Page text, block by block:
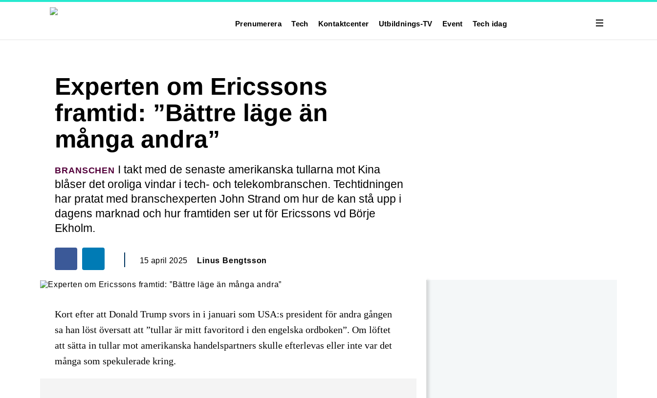
Prenumerera Tech Kontaktcenter Utbildnings-TV Event Tech idag
Experten om Ericssons
framtid: ”Bättre läge än
många andra”
BRANSCHEN I takt med de senaste amerikanska tullarna mot Kina
blåser det oroliga vindar i tech- och telekombranschen. Techtidningen
har pratat med branschexperten John Strand om hur de kan stå upp i
dagens marknad och hur framtiden ser ut för Ericssons vd Börje
Ekholm.
15 april 2025 Linus Bengtsson
Kort efter att Donald Trump svors in i januari som USA:s president för andra gången
sa han löst översatt att ”tullar är mitt favoritord i den engelska ordboken”. Om löftet
att sätta in tullar mot amerikanska handelspartners skulle efterlevas eller inte var det
många som spekulerade kring.